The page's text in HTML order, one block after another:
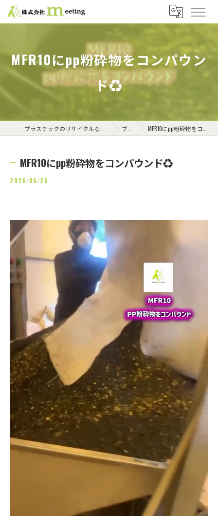
MFR10にpp粉砕物をコンパウン
ド♻️
ブログ MFR10にpp粉砕物をコンパウンド♻️
MFR10にpp粉砕物をコンパウンド♻️
2026/06/26